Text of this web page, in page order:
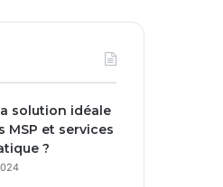
solution idéale
MSP et services
?